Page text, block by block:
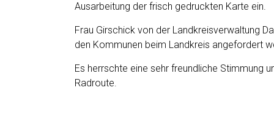
Ausarbeitung der frisch gedruckten Karte ein.
Frau Girschick von der Landkreisverwaltung
den Kommunen beim Landkreis angefordert
Es herrschte eine sehr freundliche Stimmung
Radroute.